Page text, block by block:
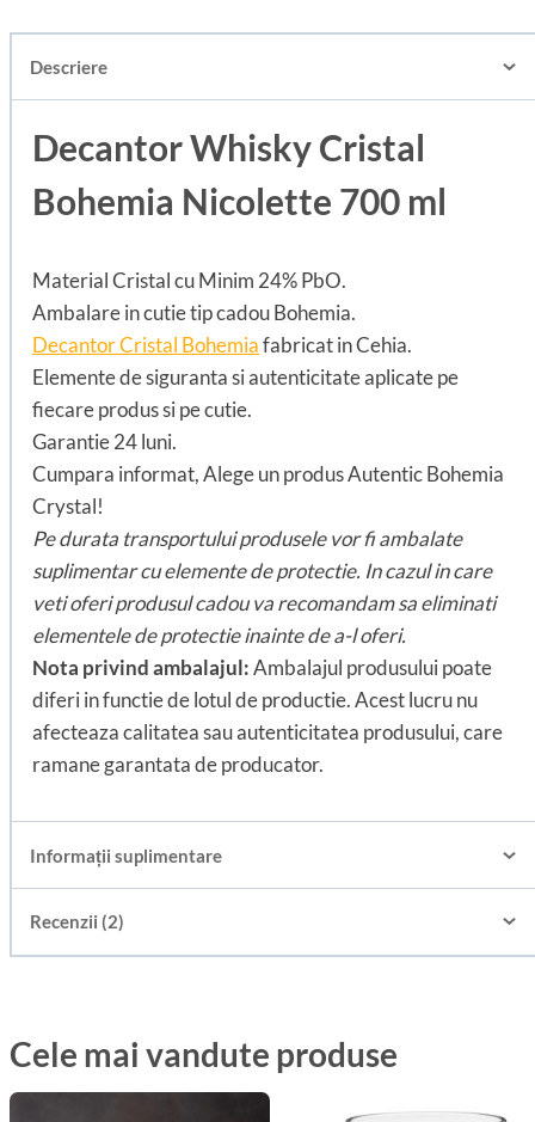
Descriere
Decantor Whisky Cristal
Bohemia Nicolette 700 ml
Material Cristal cu Minim 24% PbO.
Ambalare in cutie tip cadou Bohemia.
Decantor Cristal Bohemiafabricat in Cehia.
Elemente de siguranta si autenticitate aplicate pe
fiecare produs si pe cutie.
Garantie 24 luni.
Cumpara informat, Alege un produs Autentic Bohemia
Crystal!
Pe durata transportului produsele vor fi ambalate
suplimentar cu elemente de protectie. In cazul in care
veti oferi produsul cadou va recomandam sa eliminati
elementele de protectie inainte de a-l oferi.
Nota privind ambalajul:Ambalajul produsului poate
diferi in functie de lotul de productie. Acest lucru nu
afecteaza calitatea sau autenticitatea produsului, care
ramane garantata de producator.
Informații suplimentare
Recenzii (2)
Cele mai vandute produse